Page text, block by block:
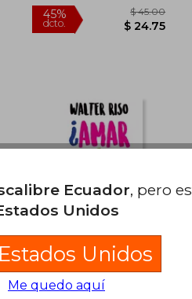
Rápido
¿Amar o depender?
Walter Riso
Ecuador, pero
Unidos
Unidos
Me quedo aquí